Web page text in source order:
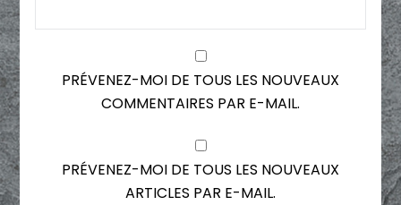
PRÉVENEZ-MOI DE TOUS LES NOUVEAUX
COMMENTAIRES PAR E-MAIL.
PRÉVENEZ-MOI DE TOUS LES NOUVEAUX
ARTICLES PAR E-MAIL.